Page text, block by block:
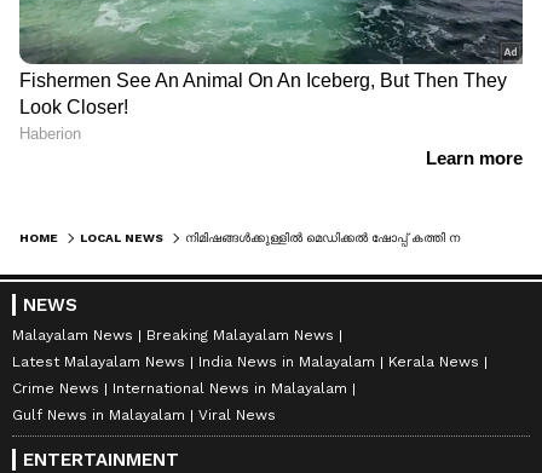
HOME LOCAL NEWS നിമിഷങ്ങൾക്കുള്ളിൽ മെഡിക്കൽ ഷോപ്പ് കത്തി നശിച്ചു, നഷ്ടം 10 ലക്ഷം; അപകടത്തിന് കാരണം കടയിലെ ഷോർട്ട് സർക്യൂട്ട്
NEWS
Malayalam News
Breaking Malayalam News
Latest Malayalam News
India News in Malayalam
Kerala News
Crime News
International News in Malayalam
Gulf News in Malayalam
Viral News
ENTERTAINMENT